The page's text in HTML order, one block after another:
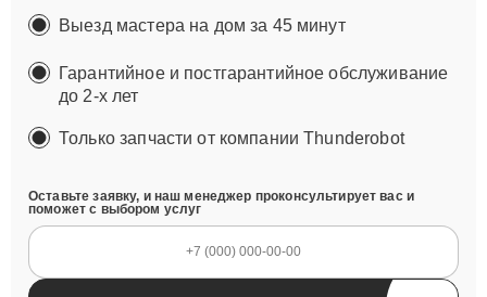
Выезд мастера на дом за 45 минут
Гарантийное и постгарантийное обслуживание
до 2-х лет
Только запчасти от компании Thunderobot
Оставьте заявку, и наш менеджер проконсультирует вас и
поможет с выбором услуг